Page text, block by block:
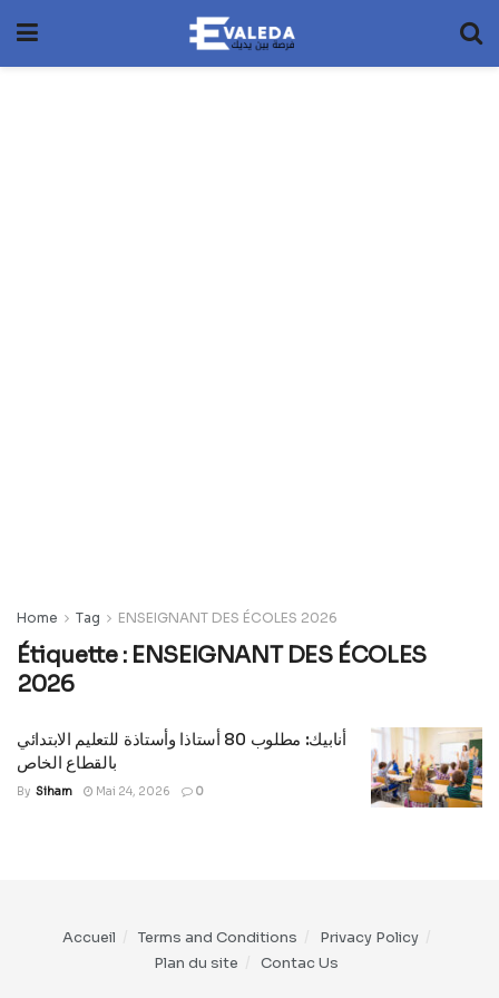
Home Tag ENSEIGNANT DES ÉCOLES 2026
Étiquette : ENSEIGNANT DES ÉCOLES
2026
أنابيك: مطلوب 80 أستاذا وأستاذة للتعليم الابتدائي
بالقطاع الخاص
By Siham Mai 24, 2026 0
Accueil Terms and Conditions
Privacy Policy
Plan du site
Contac Us